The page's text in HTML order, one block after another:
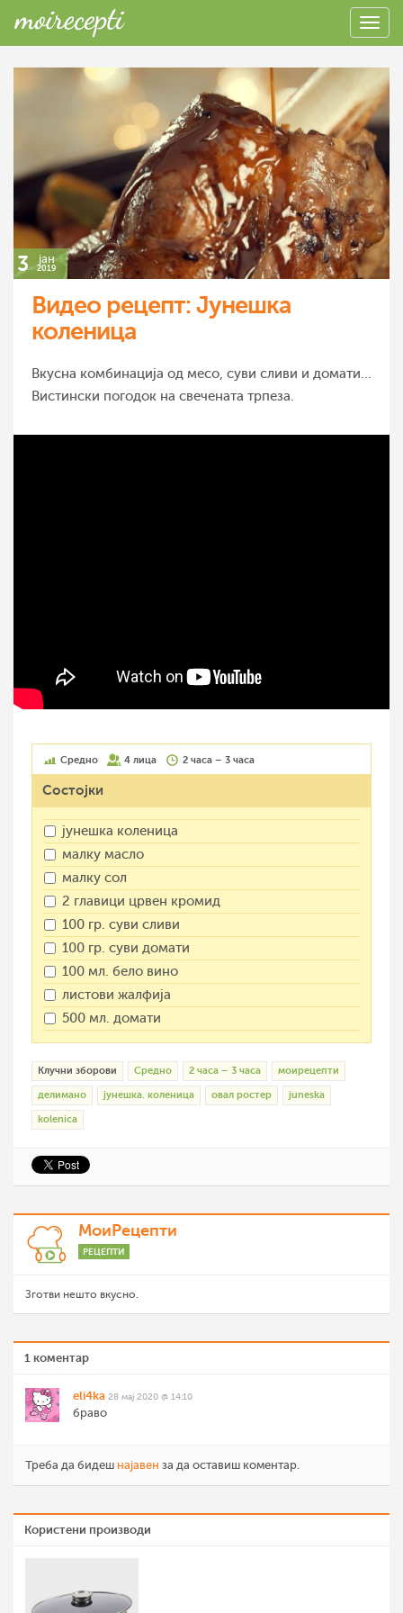
3 јан
2019
Видео рецепт: Јунешка
коленица
Вкусна комбинација од месо, суви сливи и домати...
Вистински погодок на свечената трпеза.
Средно 4 лица 2 часа – 3 часа
Состојки
јунешка коленица
малку масло
малку сол
2 главици црвен кромид
100 гр. суви сливи
100 гр. суви домати
100 мл. бело вино
листови жалфија
500 мл. домати
Клучни зборови Средно 2 часа – 3 часа моирецепти
делимано јунешка. коленица овал ростер juneska
kolenica
МоиРецепти
РЕЦЕПТИ
Зготви нешто вкусно.
1 коментар
eli4ka 28 мај 2020 @ 14:10
браво
Треба да бидеш најавен за да оставиш коментар.
Користени производи